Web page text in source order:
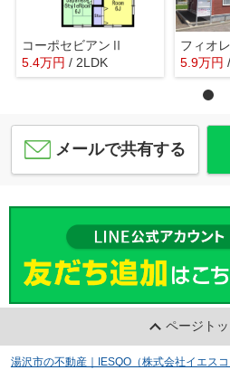
コーポセビアンⅡ
5.4万円 / 2LDK
フィオ
5.9万円
メールで共有する
ページト
湯沢市の不動産｜IESQO（株式会社イエスコ